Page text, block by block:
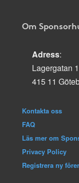
Om
Adress:
Lagergatan
415 11
Kontakta oss
FAQ
Läs mer om
Privacy Policy
Registrera ny